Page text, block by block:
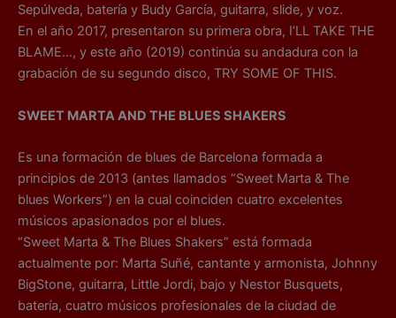
Sepúlveda, batería y Budy García, guitarra, slide, y voz.
En el año 2017, presentaron su primera obra, I’LL TAKE THE
BLAME…, y este año (2019) continúa su andadura con la
grabación de su segundo disco, TRY SOME OF THIS.
SWEET MARTA AND THE BLUES SHAKERS
Es una formación de blues de Barcelona formada a
principios de 2013 (antes llamados “Sweet Marta & The
blues Workers”) en la cual coinciden cuatro excelentes
músicos apasionados por el blues.
“Sweet Marta & The Blues Shakers” está formada
actualmente por: Marta Suñé, cantante y armonista, Johnny
BigStone, guitarra, Little Jordi, bajo y Nestor Busquets,
batería, cuatro músicos profesionales de la ciudad de